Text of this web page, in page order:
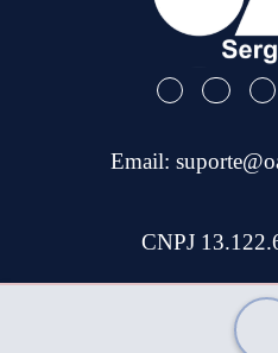
Email:
CNPJ
Telefone: